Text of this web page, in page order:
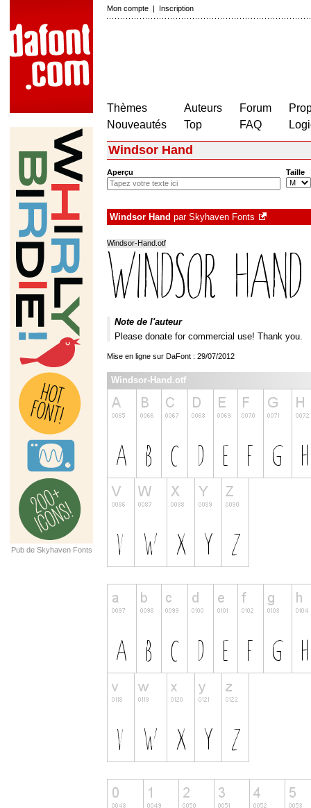
Mon compte | Inscription
Thèmes
Nouveautés
Auteurs
Top
Forum
FAQ
Pub de Skyhaven Fonts
Windsor Hand
Aperçu Taille
Windsor Hand par Skyhaven Fonts
Windsor-Hand.otf
Note de l'auteur
Please donate for commercial use! Thank you.
Mise en ligne sur DaFont : 29/07/2012
Windsor-Hand.otf